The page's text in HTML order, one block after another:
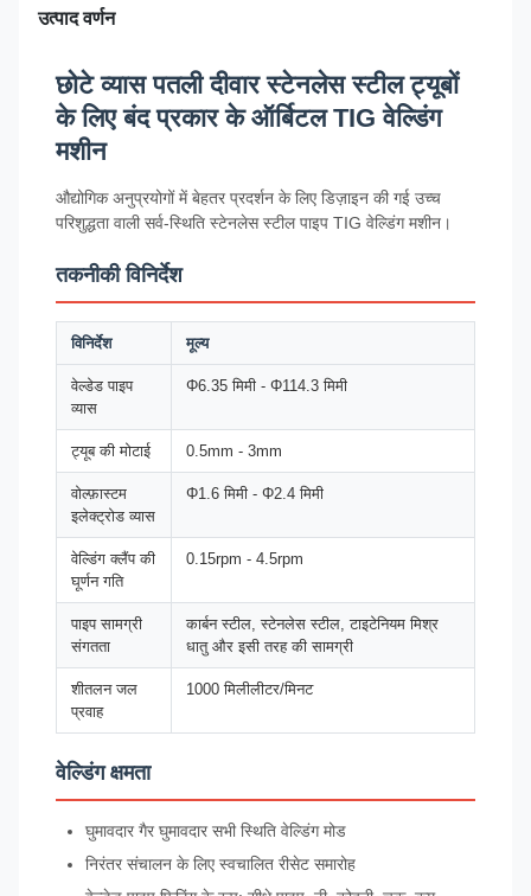
उत्पाद वर्णन
छोटे व्यास पतली दीवार स्टेनलेस स्टील ट्यूबों
के लिए बंद प्रकार के ऑर्बिटल TIG वेल्डिंग
मशीन
औद्योगिक अनुप्रयोगों में बेहतर प्रदर्शन के लिए डिज़ाइन की गई उच्च
परिशुद्धता वाली सर्व-स्थिति स्टेनलेस स्टील पाइप TIG वेल्डिंग मशीन।
तकनीकी विनिर्देश
विनिर्देश मूल्य
वेल्डेड पाइप
व्यास
Φ6.35 मिमी - Φ114.3 मिमी
ट्यूब की मोटाई 0.5mm - 3mm
वोल्फ़ास्टम
इलेक्ट्रोड व्यास
Φ1.6 मिमी - Φ2.4 मिमी
वेल्डिंग क्लैंप की
घूर्णन गति
0.15rpm - 4.5rpm
पाइप सामग्री
संगतता
कार्बन स्टील, स्टेनलेस स्टील, टाइटेनियम मिश्र
धातु और इसी तरह की सामग्री
शीतलन जल
प्रवाह
1000 मिलीलीटर/मिनट
वेल्डिंग क्षमता
घुमावदार गैर घुमावदार सभी स्थिति वेल्डिंग मोड
निरंतर संचालन के लिए स्वचालित रीसेट समारोह